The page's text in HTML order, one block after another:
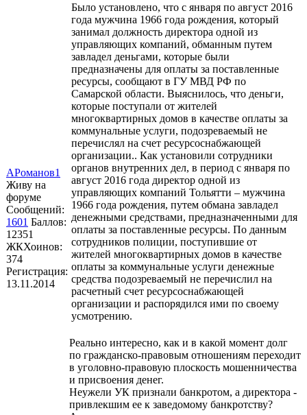
АРоманов1
Живу на
форуме
Сообщений:
1601 Баллов:
12351
ЖКХоинов:
374
Регистрация:
13.11.2014
Было установлено, что с января по август 2016
года мужчина 1966 года рождения, который
занимал должность директора одной из
управляющих компаний, обманным путем
завладел деньгами, которые были
предназначены для оплаты за поставленные
ресурсы, сообщают в ГУ МВД РФ по
Самарской области. Выяснилось, что деньги,
которые поступали от жителей
многоквартирных домов в качестве оплаты за
коммунальные услуги, подозреваемый не
перечислял на счет ресурсоснабжающей
организации.. Как установили сотрудники
органов внутренних дел, в период с января по
август 2016 года директор одной из
управляющих компаний Тольятти – мужчина
1966 года рождения, путем обмана завладел
денежными средствами, предназначенными для
оплаты за поставленные ресурсы. По данным
сотрудников полиции, поступившие от
жителей многоквартирных домов в качестве
оплаты за коммунальные услуги денежные
средства подозреваемый не перечислил на
расчетный счет ресурсоснабжающей
организации и распорядился ими по своему
усмотрению.
Реально интересно, как и в какой момент долг
по гражданско-правовым отношениям переходит
в уголовно-правовую плоскость мошенничества
и присвоения денег.
Неужели УК признали банкротом, а директора -
привлекшим ее к заведомому банкротству?